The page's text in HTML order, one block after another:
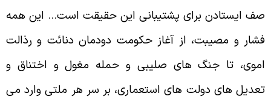
ایستادن براى پشتیبانى این حقیقت است… این همه
و مصیبت، از آغاز حکومت دودمان دنائت و رذالت
تا جنگ هاى صلیبى و حمله مغول و اختناق و
هاى دولت هاى استعمارى، بر سر هر ملتى وارد مى